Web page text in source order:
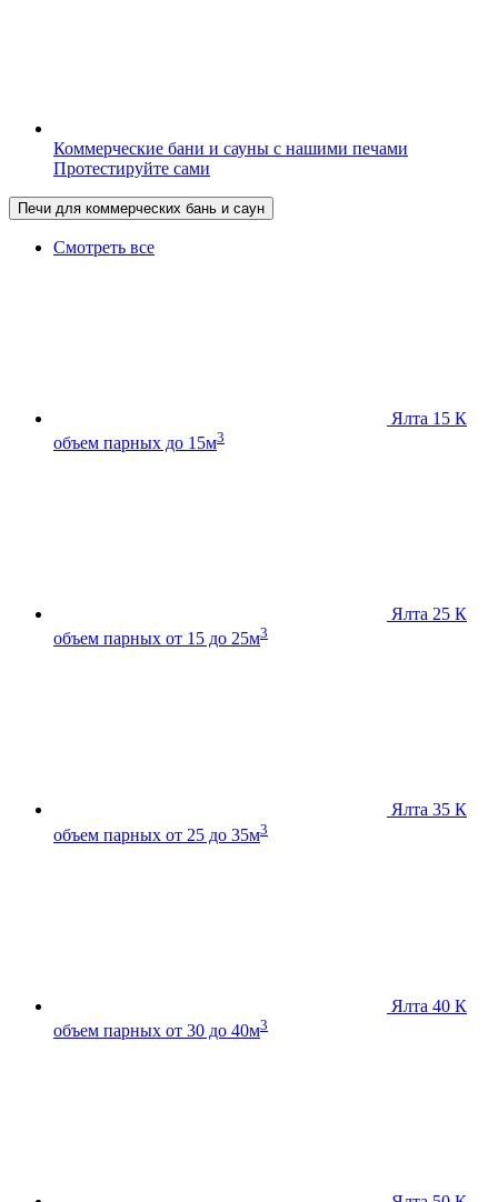
Коммерческие бани и сауны с нашими печами
Протестируйте сами
Печи для коммерческих бань и саун
Смотреть все
Ялта 15 К
объем парных до 15м3
Ялта 25 К
объем парных от 15 до 25м3
Ялта 35 К
объем парных от 25 до 35м3
Ялта 40 К
объем парных от 30 до 40м3